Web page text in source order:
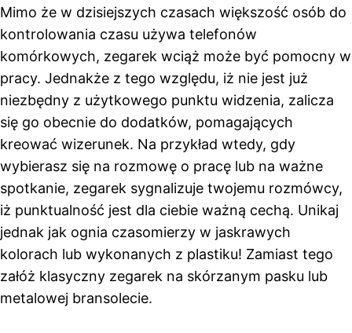
Mimo że w dzisiejszych czasach większość osób do
kontrolowania czasu używa telefonów
komórkowych, zegarek wciąż może być pomocny w
pracy. Jednakże z tego względu, iż nie jest już
niezbędny z użytkowego punktu widzenia, zalicza
się go obecnie do dodatków, pomagających
kreować wizerunek. Na przykład wtedy, gdy
wybierasz się na rozmowę o pracę lub na ważne
spotkanie, zegarek sygnalizuje twojemu rozmówcy,
iż punktualność jest dla ciebie ważną cechą. Unikaj
jednak jak ognia czasomierzy w jaskrawych
kolorach lub wykonanych z plastiku! Zamiast tego
załóż klasyczny zegarek na skórzanym pasku lub
metalowej bransolecie.